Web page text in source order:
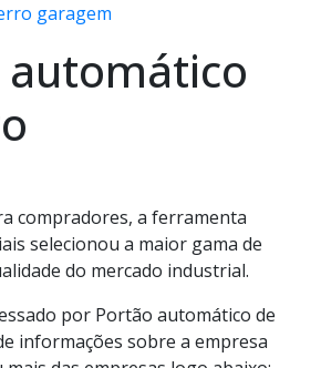
garagem
automático
compradores, a ferramenta
selecionou a maior gama de
do mercado industrial.
por Portão automático de
informações sobre a empresa